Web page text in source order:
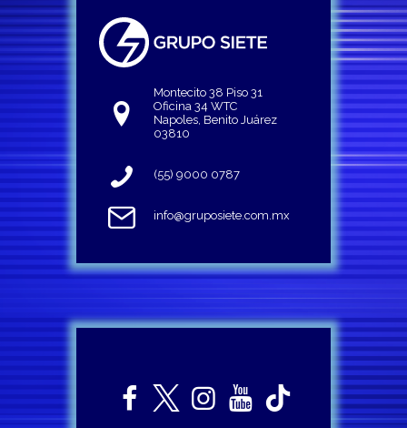
Montecito 38 Piso 31
Oficina 34 WTC
Napoles, Benito Juárez
03810
(55) 9000 0787
info@gruposiete.com.mx